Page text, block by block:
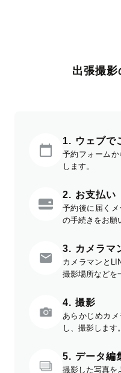
出張撮
1. ウェブで
予約フォーム
します。
2. お支払い
予約後に届く
の手続きをお願
3. カメラマ
カメラマンと
撮影場所などを
4. 撮影
あらかじめカ
し、撮影します。
5. データ編
撮影した写真を